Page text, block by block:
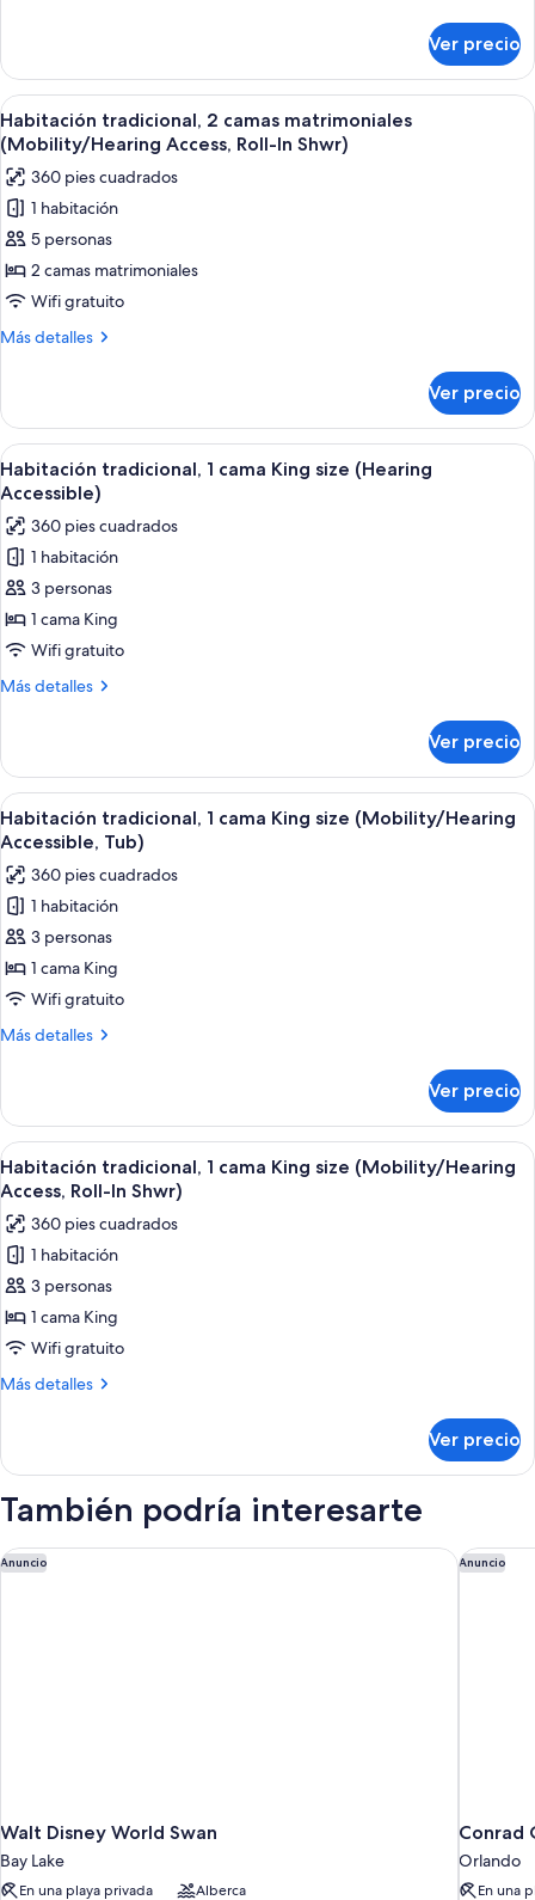
Accessible,
Tub)
tradicional,
camas
matrimoniales
(Mobility/Hearing
Accessible,
Tub)
Ver precio
Abrir
todas
las
fotos
de
Habitación
tradicional,
2
camas
Access,
Roll-
In
Shwr)
Habitación de hotel con dos camas,
6
Habitación tradicional, 2 camas matrimoniales
(Mobility/Hearing Access, Roll-In Shwr)
360 pies cuadrados
1 habitación
5 personas
2 camas matrimoniales
Wifi gratuito
Más detalles
Más
tradicional,
camas
matrimoniales
(Mobility/Hearing
Access,
Roll-
In
Shwr)
Ver precio
Abrir
todas
las
fotos
de
Habitación
tradicional,
1
cama
(Hearing
Accessible)
Habitación de hotel con una cama
5
Habitación tradicional, 1 cama King size (Hearing
Accessible)
360 pies cuadrados
1 habitación
3 personas
1 cama King
Wifi gratuito
Más detalles
Más
tradicional,
cama
King
(Hearing
Accessible)
Ver precio
Abrir
todas
las
fotos
de
Habitación
tradicional,
1
cama
(Mobility/Hearing
Accessible,
Tub)
Habitación de hotel con una cama
5
Habitación tradicional, 1 cama King size (Mobility/Hearing
Accessible, Tub)
360 pies cuadrados
1 habitación
3 personas
1 cama King
Wifi gratuito
Más detalles
Más
tradicional,
cama
King
(Mobility/Hearing
Accessible,
Tub)
Ver precio
Abrir
todas
las
fotos
de
Habitación
tradicional,
1
cama
(Mobility/Hearing
Access,
Roll-
Shwr)
Habitación de hotel con una cama
5
Habitación tradicional, 1 cama King size (Mobility/Hearing
Access, Roll-In Shwr)
360 pies cuadrados
1 habitación
3 personas
1 cama King
Wifi gratuito
Más detalles
Más
tradicional,
cama
size
(Mobility/Hearing
Ver precio
También podría interesarte
Anuncio
Walt Disney World Swan
Bay Lake
En una playa privada Alberca
Walt Disney World Swan Anuncio
Conrad
Orlando
En una
Conrad